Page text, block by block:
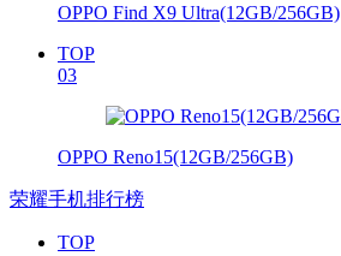
OPPO Find X9 Ultra(12GB/256GB)
TOP
03
OPPO Reno15(12GB/256GB)
荣耀手机排行榜
TOP